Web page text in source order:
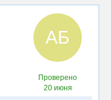
АБ
Проверено
20 июня